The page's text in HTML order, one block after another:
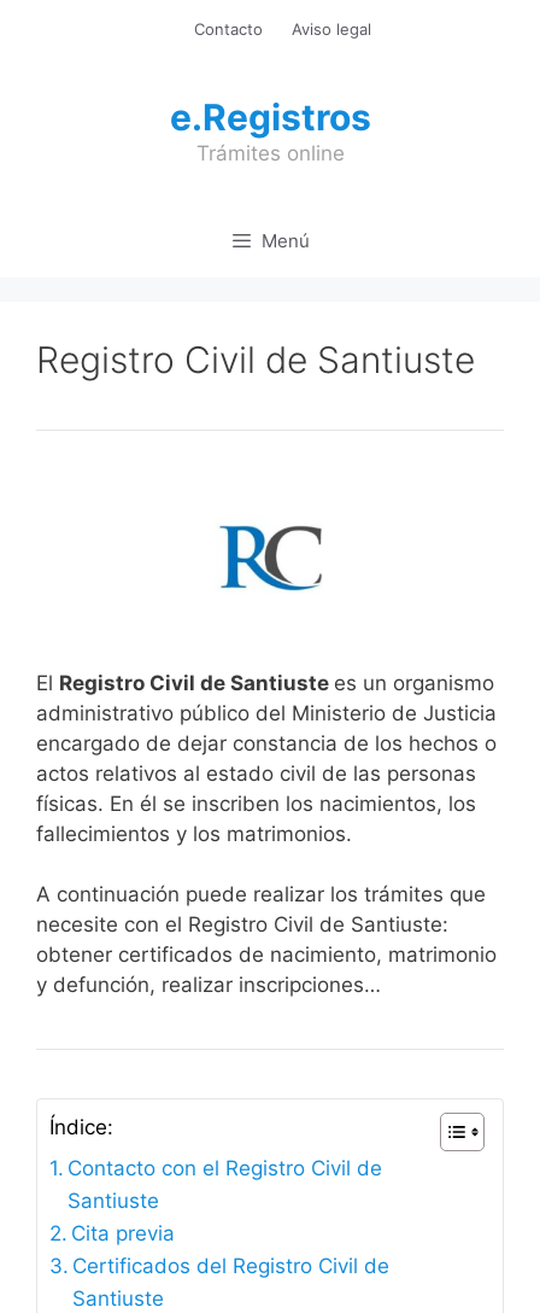
Contacto Aviso legal
e.Registros
Trámites online
Menú
Registro Civil de Santiuste
El Registro Civil de Santiuste es un organismo
administrativo público del Ministerio de Justicia
encargado de dejar constancia de los hechos o
actos relativos al estado civil de las personas
físicas. En él se inscriben los nacimientos, los
fallecimientos y los matrimonios.
A continuación puede realizar los trámites que
necesite con el Registro Civil de Santiuste:
obtener certificados de nacimiento, matrimonio
y defunción, realizar inscripciones…
Índice:
Contacto con el Registro Civil de
Santiuste
Cita previa
Certificados del Registro Civil de
Santiuste